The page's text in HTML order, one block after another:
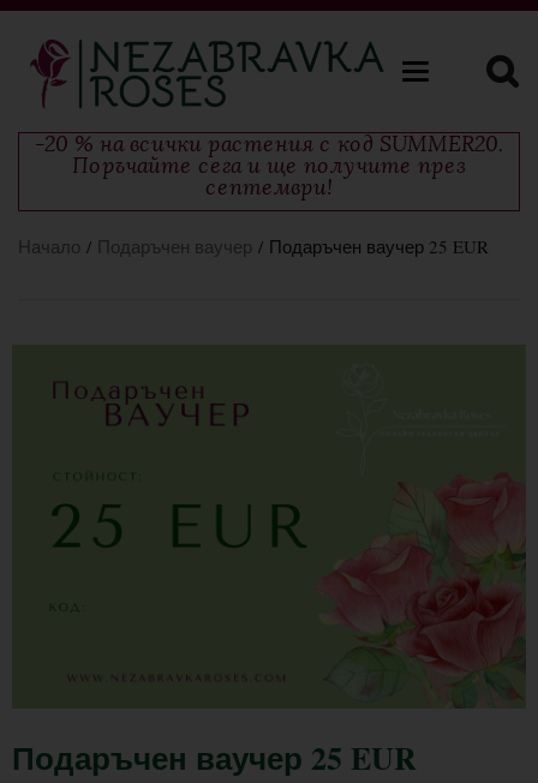
Toggle
-20 % на всички растения с код SUMMER20.
Поръчайте сега и ще получите през
септември!
Начало / Подаръчен ваучер / Подаръчен ваучер 25 EUR
Подаръчен ваучер 25 EUR